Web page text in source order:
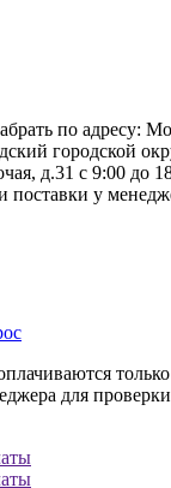
по адресу:
городской
д.31 с 9:00 до
поставки у
для